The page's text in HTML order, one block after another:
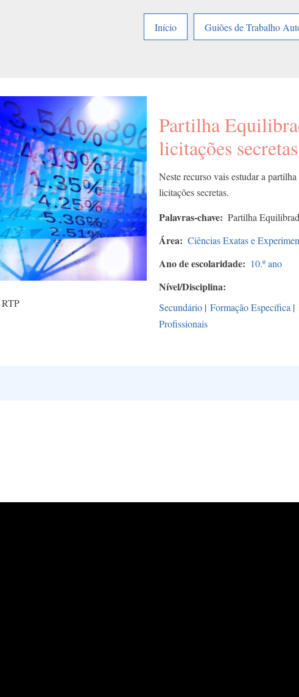
Início
Guiões de Trabalho
RTP
Partilha
licitações secretas
Neste recurso vais estudar a
licitações secretas.
Palavras-chave Partilha
Área Ciências Exatas e
Ano de escolaridade 10.º ano
Nível/Disciplina
Secundário | Formação Específica |
Profissionais